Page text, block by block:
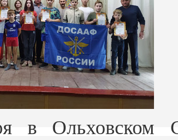
в Ольховском